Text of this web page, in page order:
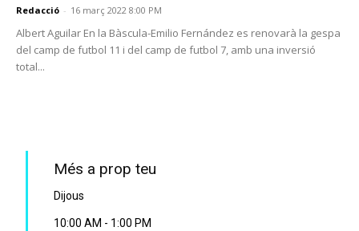
Redacció - 16 març 2022 8:00 PM
Albert Aguilar En la Bàscula-Emilio Fernández es renovarà la gespa
del camp de futbol 11 i del camp de futbol 7, amb una inversió
total...
Més a prop teu
Dijous
10:00 AM - 1:00 PM